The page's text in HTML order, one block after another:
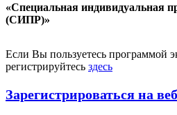
«Специальная индивидуальная
(СИПР)»
Если Вы пользуетесь программой
регистрируйтесь здесь
Зарегистрироваться на